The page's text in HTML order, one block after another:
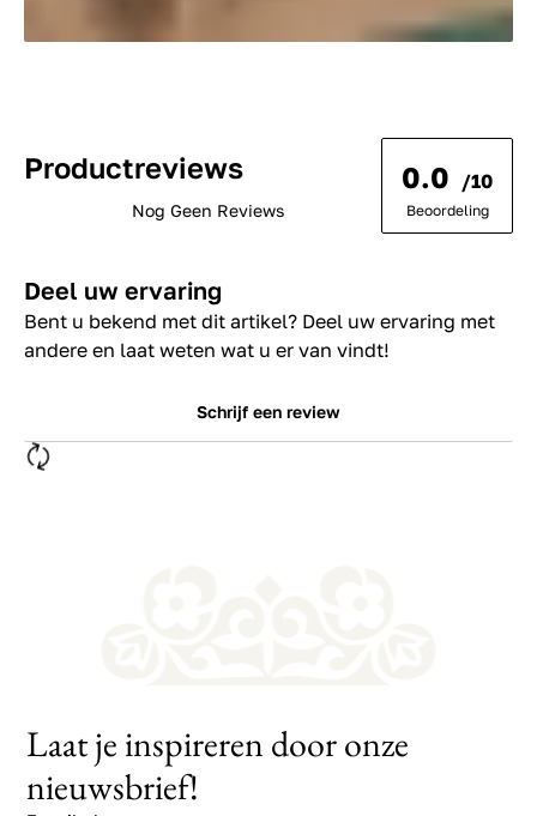
Productreviews
Nog Geen Reviews
0.0 /10
Beoordeling
Deel uw ervaring
Bent u bekend met dit artikel? Deel uw ervaring met
andere en laat weten wat u er van vindt!
Schrijf een review
Laat je inspireren door onze
nieuwsbrief!